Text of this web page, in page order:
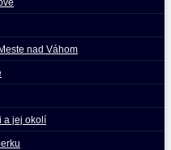
nad Váhom
a jej okolí